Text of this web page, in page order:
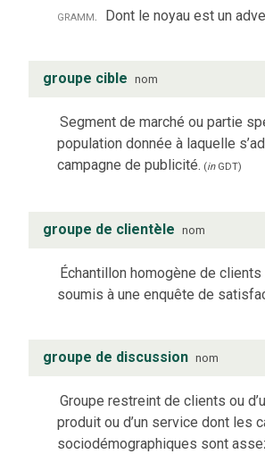
gramm. Dont le noyau est un
groupe cible nom
Segment de marché ou partie
population donnée à laquelle
campagne de publicité. (inGDT)
groupe de clientèle nom
Échantillon homogène de clients
soumis à une enquête de
groupe de discussion nom
Groupe restreint de clients ou
produit ou d’un service dont les
sociodémographiques sont